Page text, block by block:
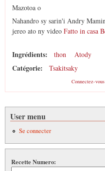
Mazotoa o
Nahandro sy sarin'i Andry
jereo ato ny video Fatto in casa
Ingrédients: thon Atody
Catégorie: Tsakitsaky
Connectez-vous
User menu
Se connecter
Recette Numero: